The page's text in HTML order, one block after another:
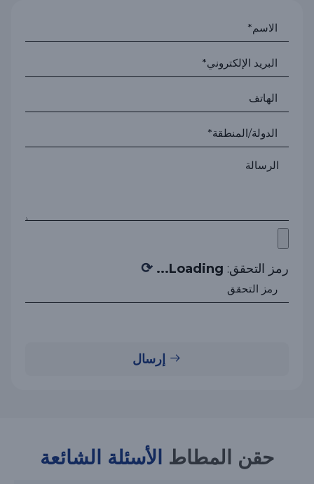
رمز التحقق: Loading...
⟳
إرسال
حقن المطاط الأسئلة الشائعة